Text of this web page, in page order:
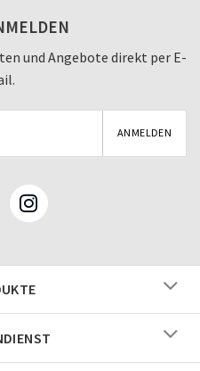
und Angebote direkt per E-